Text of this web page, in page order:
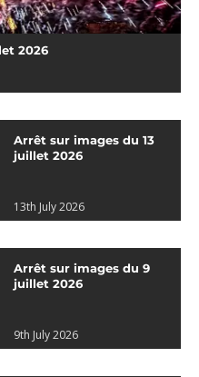
2026
Arrêt sur images du 13
juillet 2026
13th July 2026
Arrêt sur images du 9
juillet 2026
9th July 2026